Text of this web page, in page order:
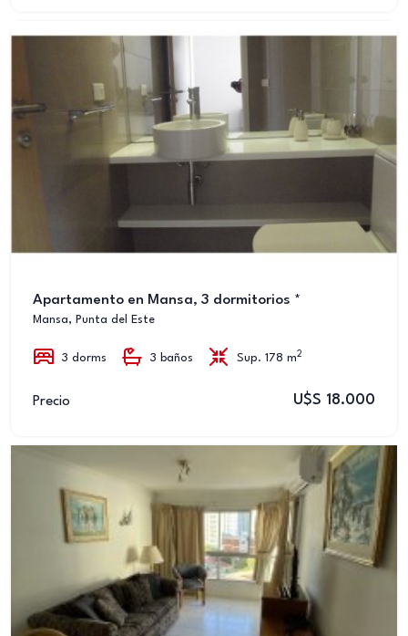
Apartamento en Mansa, 3 dormitorios *
Mansa, Punta del Este
3 dorms 3 baños Sup. 178 m 2
Precio U$S 18.000